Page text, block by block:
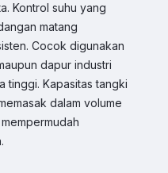
Kontrol suhu yang
matang
Cocok digunakan
dapur industri
tinggi. Kapasitas tangki
dalam volume
produk, dan bantuan.